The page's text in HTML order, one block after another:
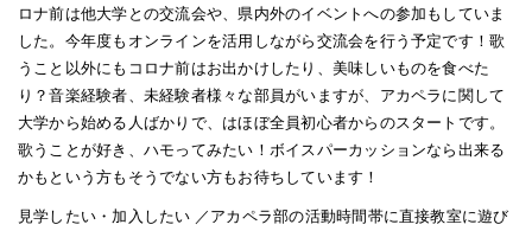
ロナ前は他大学との交流会や、県内外のイベントへの参加もしていま
した。今年度もオンラインを活用しながら交流会を行う予定です！歌
うこと以外にもコロナ前はお出かけしたり、美味しいものを食べた
り？音楽経験者、未経験者様々な部員がいますが、アカペラに関して
大学から始める人ばかりで、はほぼ全員初心者からのスタートです。
歌うことが好き、ハモってみたい！ボイスパーカッションなら出来る
かもという方もそうでない方もお待ちしています！
見学したい・加入したい ／アカペラ部の活動時間帯に直接教室に遊び